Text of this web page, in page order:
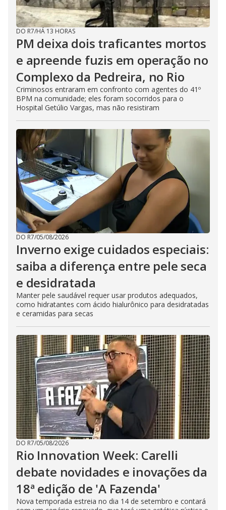
DO R7/HÁ 13 HORAS
PM deixa dois traficantes mortos
e apreende fuzis em operação no
Complexo da Pedreira, no Rio
Criminosos entraram em confronto com agentes do 41º
BPM na comunidade; eles foram socorridos para o
Hospital Getúlio Vargas, mas não resistiram
DO R7/05/08/2026
Inverno exige cuidados especiais:
saiba a diferença entre pele seca
e desidratada
Manter pele saudável requer usar produtos adequados,
como hidratantes com ácido hialurônico para desidratadas
e ceramidas para secas
DO R7/05/08/2026
Rio Innovation Week: Carelli
debate novidades e inovações da
18ª edição de 'A Fazenda'
Nova temporada estreia no dia 14 de setembro e contará